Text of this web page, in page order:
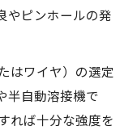
点まとめ
を使う際の注
対策の基本
陥と防止策
やピンホールの発
はワイヤ）の選定
半自動溶接機で
れば十分な強度を